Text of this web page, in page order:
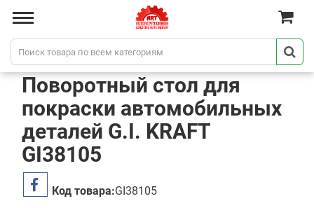
Поворотный стол для
покраски автомобильных
деталей G.I. KRAFT
GI38105
Код товара:GI38105